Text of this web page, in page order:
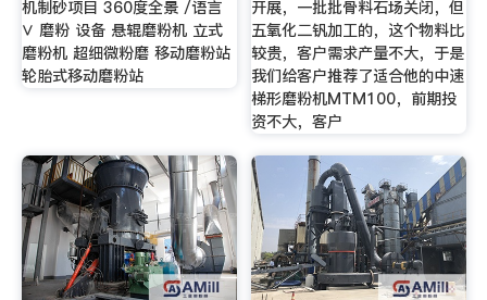
机制砂项目 360度全景 /语言
∨ 磨粉 设备 悬辊磨粉机 立式
磨粉机 超细微粉磨 移动磨粉站
轮胎式移动磨粉站
开展，一批批骨料石场关闭，但
五氧化二钒加工的，这个物料比
较贵，客户需求产量不大，于是
我们给客户推荐了适合他的中速
梯形磨粉机MTM100，前期投
资不大，客户